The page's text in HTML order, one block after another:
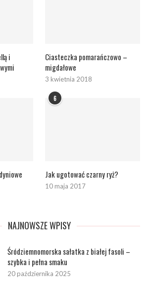
i
Ciasteczka pomarańczowo –
migdałowe
3 kwietnia 2018
6
Jak ugotować czarny ryż?
10 maja 2017
NAJNOWSZE WPISY
Śródziemnomorska sałatka z białej fasoli –
szybka i pełna smaku
20 października 2025